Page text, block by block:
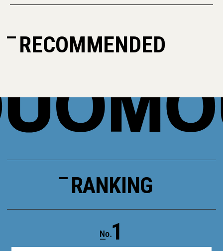
RECOMMENDED
RANKING
1